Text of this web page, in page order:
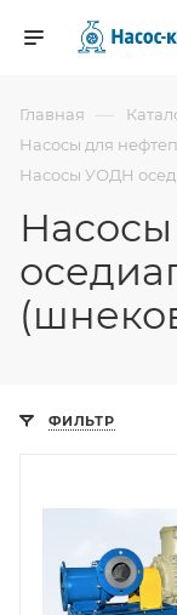
Главная —
Насосы для
Насосы УОДН
ФИЛЬТР